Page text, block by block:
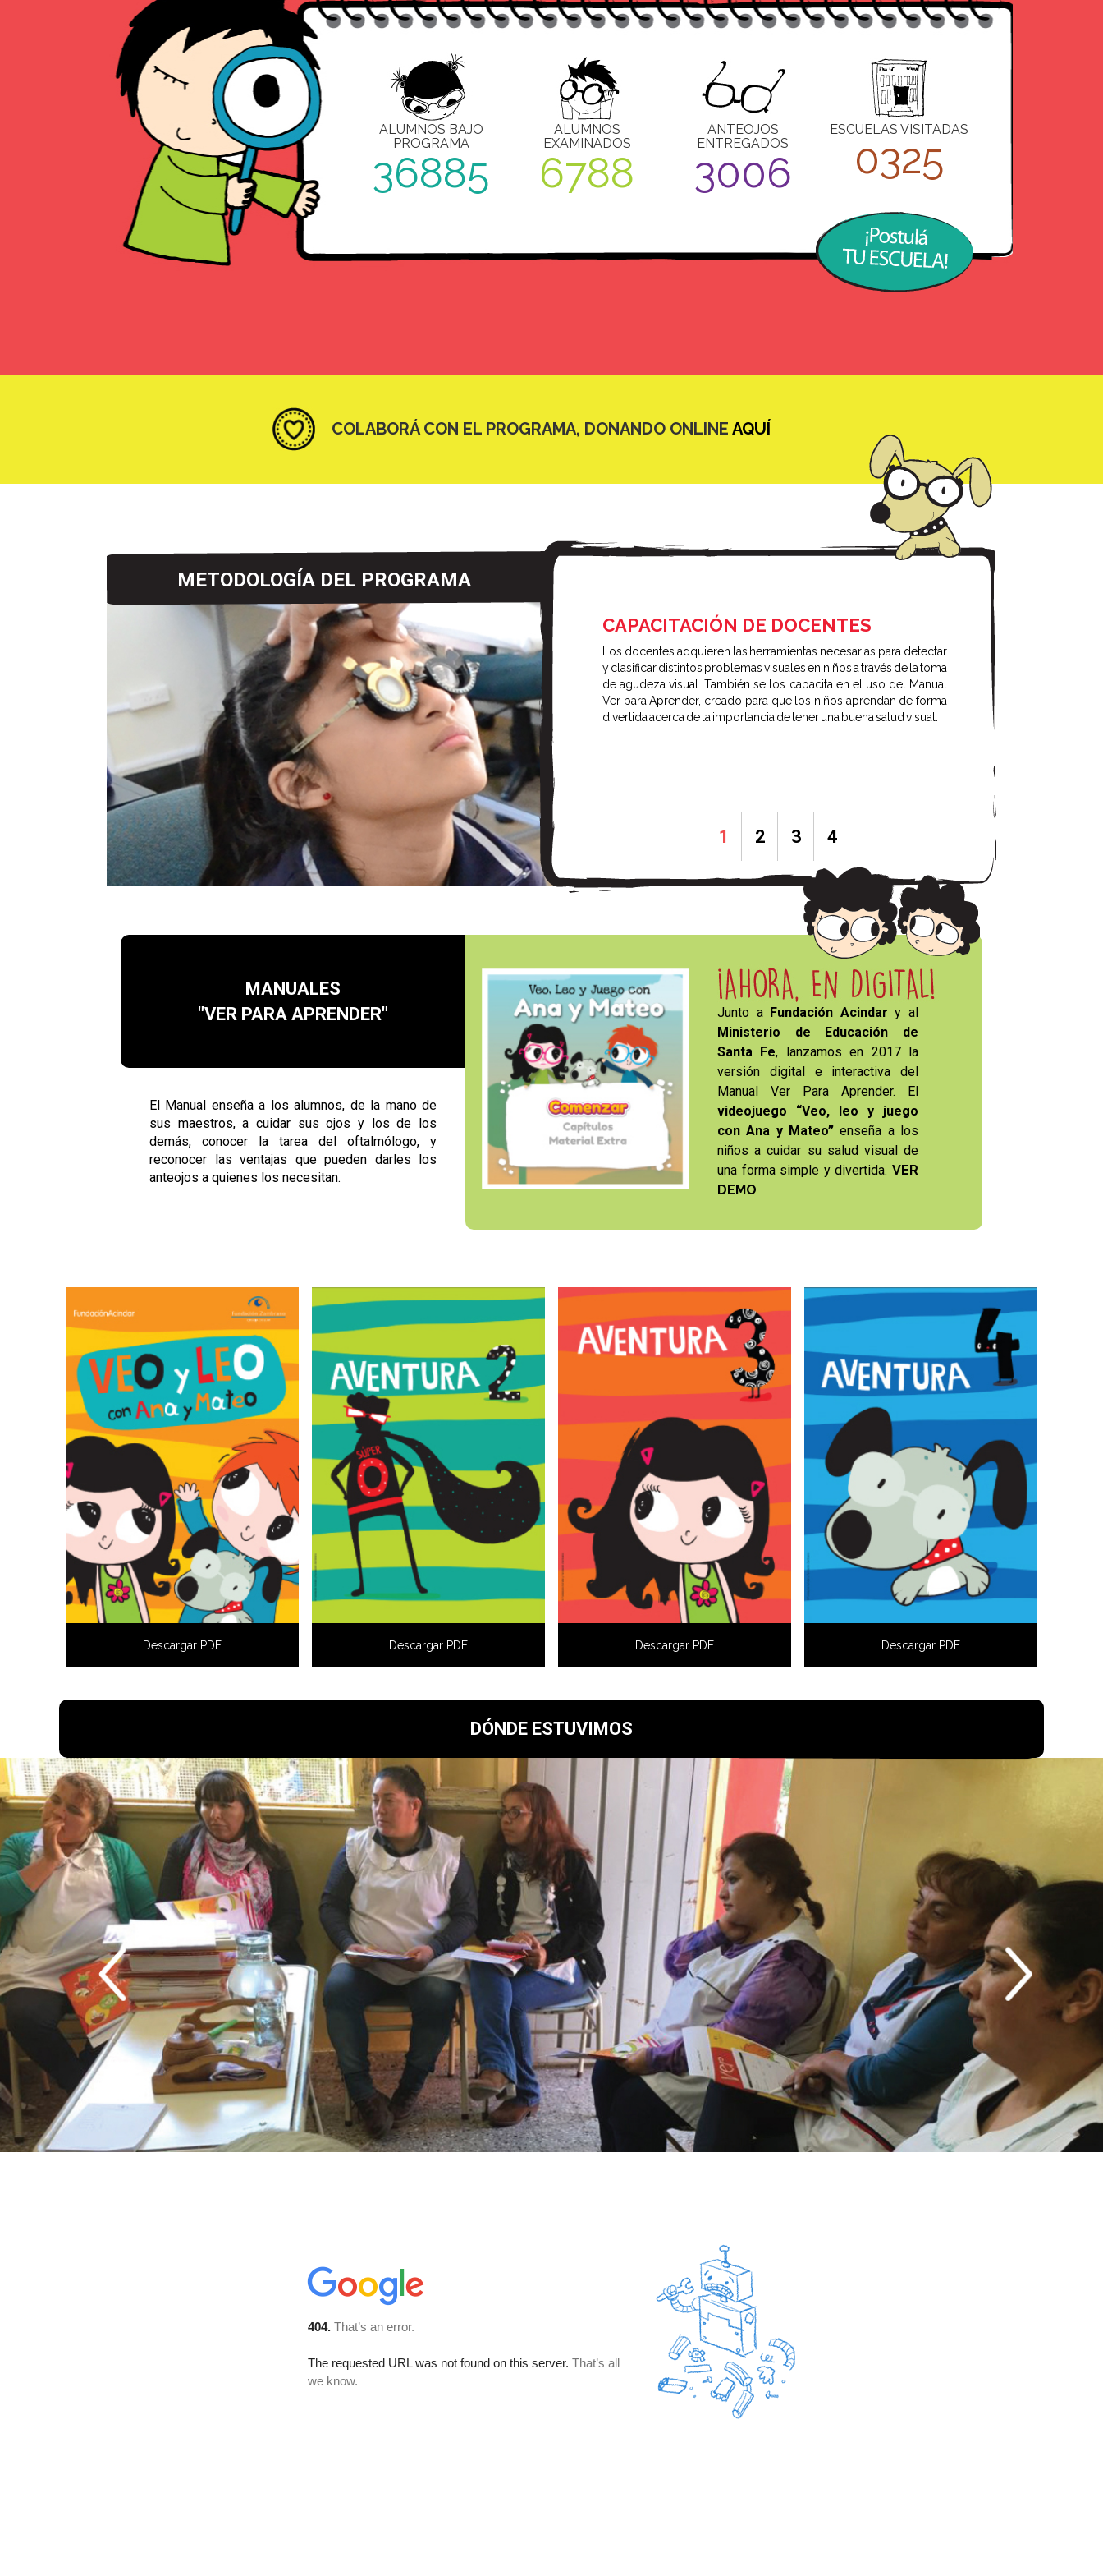
ALUMNOS BAJO
PROGRAMA
36885
ALUMNOS
EXAMINADOS
6788
ANTEOJOS
ENTREGADOS
3006
ESCUELAS VISITADAS
0325
COLABORÁ CON EL PROGRAMA, DONANDO ONLINE AQUÍ
METODOLOGÍA DEL PROGRAMA
CAPACITACIÓN DE DOCENTES
Los docentes adquieren las herramientas necesarias para detectar
y clasificar distintos problemas visuales en niños a través de la toma
de agudeza visual. También se los capacita en el uso del Manual
Ver para Aprender, creado para que los niños aprendan de forma
divertida acerca de la importancia de tener una buena salud visual.
1 2 3 4
MANUALES
"VER PARA APRENDER"
El Manual enseña a los alumnos, de la mano de
sus maestros, a cuidar sus ojos y los de los
demás, conocer la tarea del oftalmólogo, y
reconocer las ventajas que pueden darles los
anteojos a quienes los necesitan.
Junto a Fundación Acindar y al
Ministerio de Educación de
Santa Fe, lanzamos en 2017 la
versión digital e interactiva del
Manual Ver Para Aprender. El
videojuego “Veo, leo y juego
con Ana y Mateo” enseña a los
niños a cuidar su salud visual de
una forma simple y divertida. VER
DEMO
Descargar PDF Descargar PDF Descargar PDF Descargar PDF
DÓNDE ESTUVIMOS